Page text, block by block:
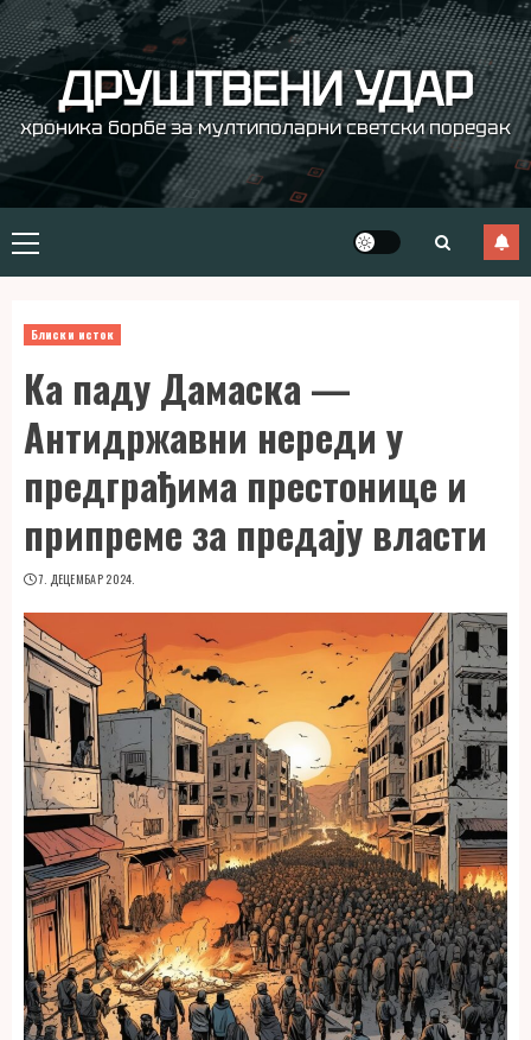
Skip
to
content ДРУШТВЕНИ УДАР
хроника борбе за мултиполарни светски поредак
Primary
Menu
Блиски исток
Ка паду Дамаска —
Антидржавни нереди у
предграђима престонице и
припреме за предају власти
7. ДЕЦЕМБАР 2024.